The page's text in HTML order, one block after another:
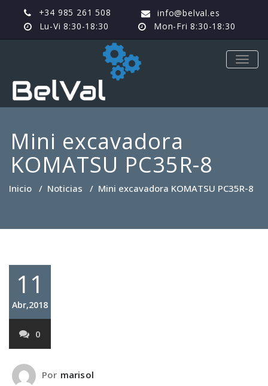
+34 985 261 508
info@belval.es
Lu-Vi 8:30-18:30
Mon-Fri 8:30-18:30
Mini excavadora
KOMATSU PC35R-8
Inicio / Noticias / Mini excavadora KOMATSU PC35R-8
11
Abr,2018
0
Por marisol